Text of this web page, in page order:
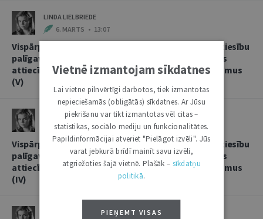
LINDA LIELBRIEDE
6. MARTS • 13:07
Vispārpieņemtās starptautiskās banku prakses kā tiesību
palīgavota vieta un loma kredītiestāžu savstarpējās
attiecībās, sniedzot korespondentbanku pakalpojumus
(V)
LINDA LIELBRIEDE
20. FEBRUĀRIS • 11:13
Vispārpieņemtās starptautiskās banku prakses kā tiesību
palīgavota vieta un loma kredītiestāžu savstarpējās
attiecībās, sniedzot korespondentbanku pakalpojumus
(IV)
Vietnē izmantojam sīkdatnes
Lai vietne pilnvērtīgi darbotos, tiek izmantotas
nepieciešamās (obligātās) sīkdatnes. Ar Jūsu
piekrišanu var tikt izmantotas vēl citas –
statistikas, sociālo mediju un funkcionalitātes.
Papildinformācijai atveriet "Pielāgot izvēli". Jūs
varat jebkurā brīdī mainīt savu izvēli,
atgriežoties šajā vietnē. Plašāk – sīkdatņu
politikā.
PIEŅEMT VISAS